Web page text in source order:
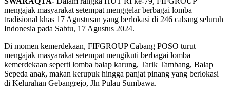
mengajak masyarakat setempat menggelar berbagai lomba
tradisional khas 17 Agustusan yang berlokasi di 246 cabang seluruh
Indonesia pada Sabtu, 17 Agustus 2024.
Di momen kemerdekaan, FIFGROUP Cabang POSO turut
mengajak masyarakat setempat mengikuti berbagai lomba
kemerdekaan seperti lomba balap karung, Tarik Tambang, Balap
Sepeda anak, makan kerupuk hingga panjat pinang yang berlokasi
di Kelurahan Gebangrejo, Jln Pulau Sumbawa.